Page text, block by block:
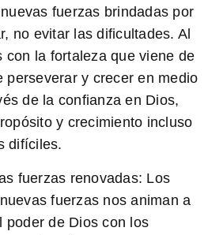
fuerzas brindadas por
no evitar las dificultades. Al
con la fortaleza que viene de
perseverar y crecer en medio
de la confianza en Dios,
y crecimiento incluso
difíciles.
fuerzas renovadas: Los
fuerzas nos animan a
poder de Dios con los